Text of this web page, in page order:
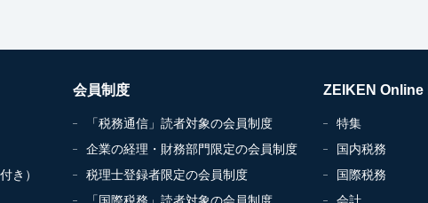
き）
会員制度
「税務通信」読者対象の会員制度
企業の経理・財務部門限定の会員制度
税理士登録者限定の会員制度
ZEIKEN Online
特集
国内税務
国際税務